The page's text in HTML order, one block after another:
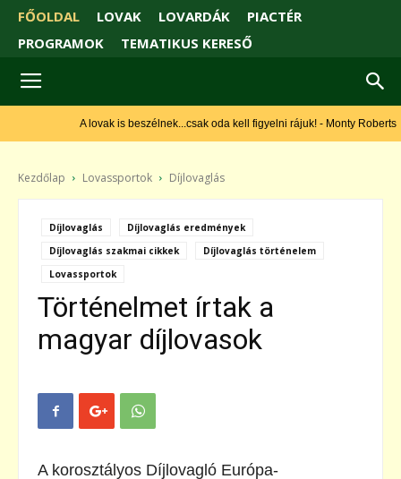
FŐOLDAL LOVAK LOVARDÁK
PIACTÉR
PROGRAMOK
TEMATIKUS KERESŐ
A lovak is beszélnek...csak oda kell figyelni rájuk! - Monty Roberts
Kezdőlap Lovassportok Díjlovaglás
Díjlovaglás
Díjlovaglás eredmények
Díjlovaglás szakmai cikkek
Díjlovaglás történelem
Lovassportok
Történelmet írtak a
magyar díjlovasok
A korosztályos Díjlovagló Európa-